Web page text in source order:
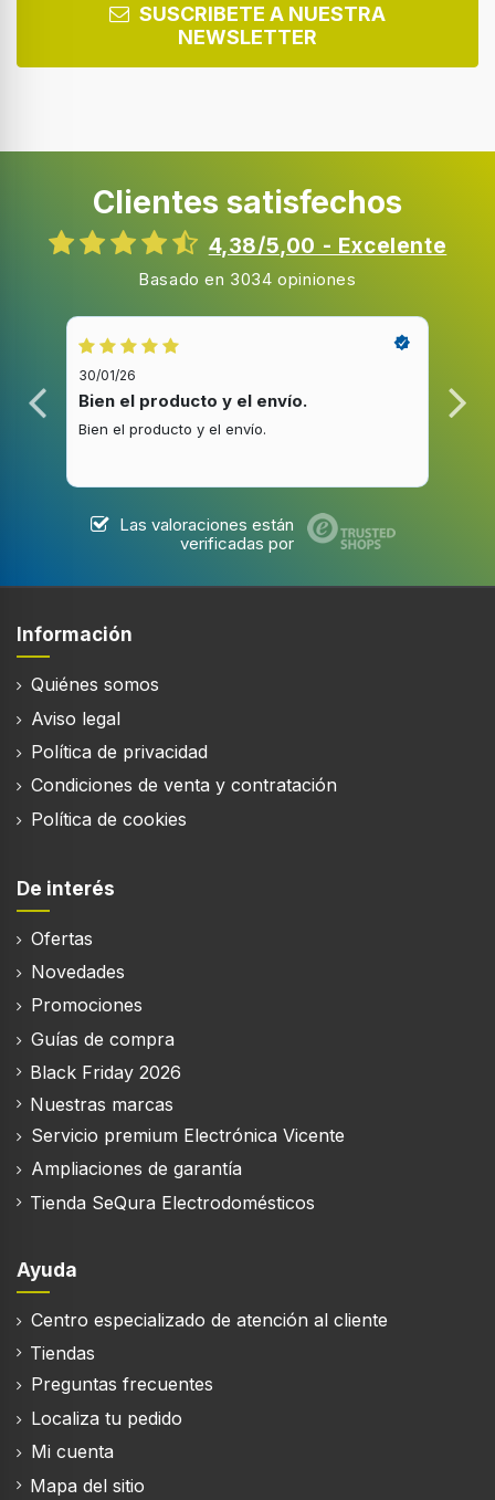
Velocidades nominales
33 1/3,45,78 RPM
Tipo de motor
Ecualizador
Relación señal/ruido (SNR)
mm
Fluctuación y trémolo
Reproductor de CD
Brazo de tono
Forma
Puertos e Interfaces
1
Altavoces
Rango de frecuencia
20 - 20000 Hz
Peso y dimensiones
Ancho
414 mm
Profundidad
342 mm
Altura
132 mm
SUSCRIBETE A NUESTRA
NEWSLETTER
Clientes satisfechos
4,38/5,00 - Excelente
Basado en 3034 opiniones
30/01/26
Bien el producto y el envío.
Bien el producto y el envío.
Las valoraciones están
verificadas por
Información
Quiénes somos
Aviso legal
Política de privacidad
Condiciones de venta y contratación
Política de cookies
De interés
Ofertas
Novedades
Promociones
Guías de compra
Black Friday 2026
Nuestras marcas
Servicio premium Electrónica Vicente
Ampliaciones de garantía
Tienda SeQura Electrodomésticos
Ayuda
Centro especializado de atención al cliente
Tiendas
Preguntas frecuentes
Localiza tu pedido
Mi cuenta
Mapa del sitio